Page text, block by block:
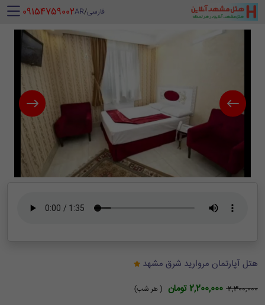
فارسی/
AR
‪ 09154759002
هتل آپارتمان مروارید شرق مشهد
2,300,000 2,200,000 تومان
( هر شب)